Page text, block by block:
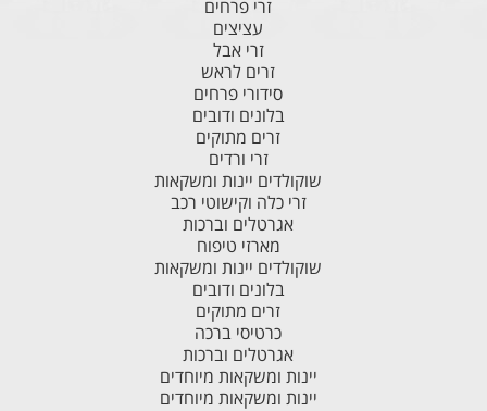
זרי פרחים
עציצים
זרי אבל
זרים לראש
סידורי פרחים
בלונים ודובים
זרים מתוקים
זרי ורדים
שוקולדים יינות ומשקאות
זרי כלה וקישוטי רכב
אגרטלים וברכות
מארזי טיפוח
שוקולדים יינות ומשקאות
בלונים ודובים
זרים מתוקים
כרטיסי ברכה
אגרטלים וברכות
יינות ומשקאות מיוחדים
יינות ומשקאות מיוחדים